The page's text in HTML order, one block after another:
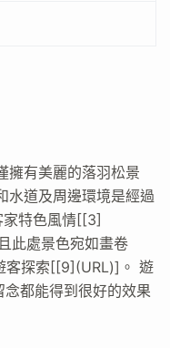
擁有美麗的落羽松景
水道及周邊環境是經過
家特色風情[[3]
此處景色宛如畫卷
客探索[[9](URL)]。 遊
都能得到很好的效果